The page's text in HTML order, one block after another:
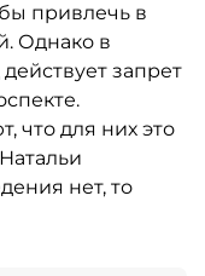
привлечь в
Однако в
запрет
что для них это
нет, то